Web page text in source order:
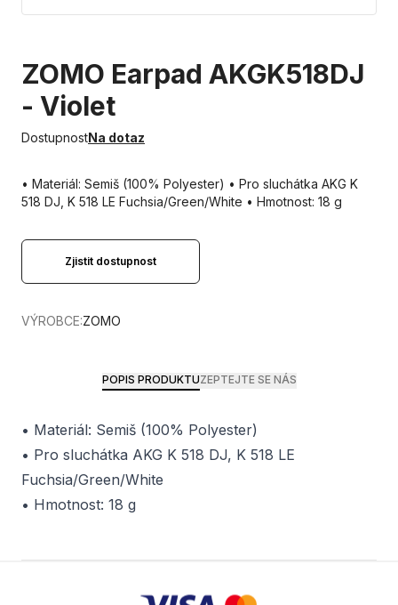
ZOMO Earpad AKGK518DJ
- Violet
DostupnostNa dotaz
• Materiál: Semiš (100% Polyester) • Pro sluchátka AKG K
518 DJ, K 518 LE Fuchsia/Green/White • Hmotnost: 18 g
Zjistit dostupnost
VÝROBCE:ZOMO
POPIS PRODUKTUZEPTEJTE SE NÁS
• Materiál: Semiš (100% Polyester)
• Pro sluchátka AKG K 518 DJ, K 518 LE
Fuchsia/Green/White
• Hmotnost: 18 g